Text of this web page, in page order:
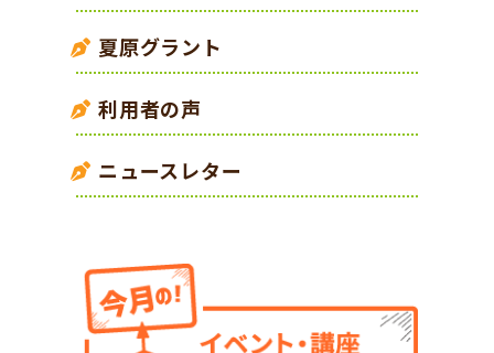
夏原グラント
利用者の声
ニュースレター